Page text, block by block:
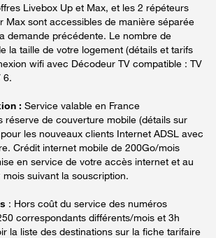
Livebox Up et Max, et les 2 répéteurs
Max sont accessibles de manière séparée
demande précédente. Le nombre de
la taille de votre logement (détails et tarifs
wifi avec Décodeur TV compatible : TV
6.
: Service valable en France
réserve de couverture mobile (détails sur
les nouveaux clients Internet ADSL avec
Crédit internet mobile de 200Go/mois
en service de votre accès internet et au
suivant la souscription.
: Hors coût du service des numéros
correspondants différents/mois et 3h
la liste des destinations sur la fiche tarifaire